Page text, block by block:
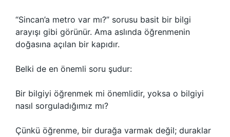
“Sincan’a metro var mı?” sorusu basit bir bilgi
arayışı gibi görünür. Ama aslında öğrenmenin
doğasına açılan bir kapıdır.
Belki de en önemli soru şudur:
Bir bilgiyi öğrenmek mi önemlidir, yoksa o bilgiyi
nasıl sorguladığımız mı?
Çünkü öğrenme, bir durağa varmak değil; duraklar